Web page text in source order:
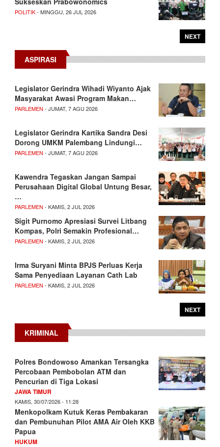
POLITIK- MINGGU, 26 JUL 2026
NEXT
ASPIRASI
Legislator Gerindra Wihadi Wiyanto Ajak
Masyarakat Awasi Program Makan…
PARLEMEN - JUMAT, 7 AGU 2026
Legislator Gerindra Kartika Sandra Desi
Dorong UMKM Palembang Lindungi…
PARLEMEN - JUMAT, 7 AGU 2026
Kawendra Tegaskan Jangan Sampai
Perusahaan Digital Global Untung Besar,
…
PARLEMEN - KAMIS, 2 JUL 2026
Sigit Purnomo Apresiasi Survei Litbang
Kompas, Polri Semakin Profesional…
PARLEMEN - KAMIS, 2 JUL 2026
Irma Suryani Minta BPJS Perluas Kerja
Sama Penyediaan Layanan Cath Lab
PARLEMEN - KAMIS, 2 JUL 2026
NEXT
KRIMINAL
Polres Bondowoso Amankan Tersangka
Percobaan Pembobolan ATM dan
Pencurian di Tiga Lokasi
JAWA TIMUR
KAMIS, 30/07/2026 - 11:28
Menkopolkam Kutuk Keras Pembakaran
dan Pembunuhan Pilot AMA Air Oleh KKB
Papua
HUKUM